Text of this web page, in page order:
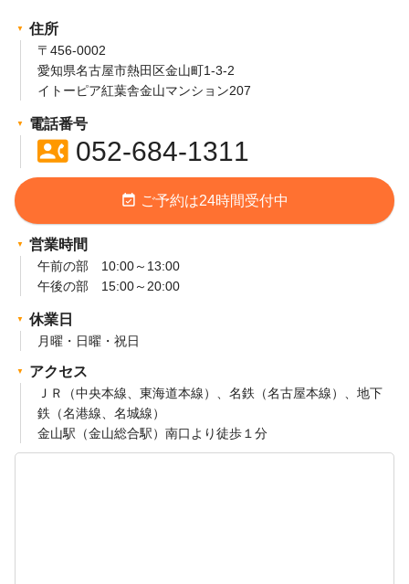
住所
〒456-0002
愛知県名古屋市熱田区金山町1-3-2
イトーピア紅葉舎金山マンション207
電話番号
contact_phone052-684-1311
event_available ご予約は24時間受付中
営業時間
午前の部 10:00～13:00
午後の部 15:00～20:00
休業日
月曜・日曜・祝日
アクセス
ＪＲ（中央本線、東海道本線）、名鉄（名古屋本線）、地下
鉄（名港線、名城線）
金山駅（金山総合駅）南口より徒歩１分